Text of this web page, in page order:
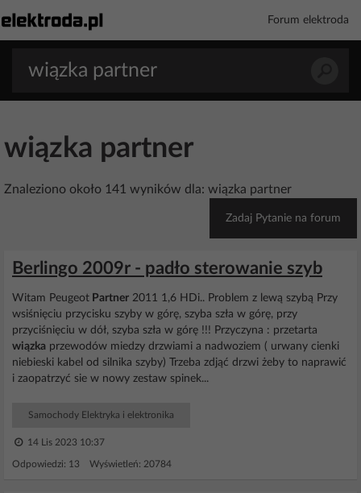
Forum elektroda
wiązka partner
Znaleziono około 141 wyników dla: wiązka partner
Zadaj Pytanie na forum
Berlingo 2009r - padło sterowanie szyb
Witam Peugeot Partner 2011 1,6 HDi.. Problem z lewą szybą Przy
wsiśnięciu przycisku szyby w górę, szyba szła w górę, przy
przyciśnięciu w dół, szyba szła w górę !!! Przyczyna : przetarta
wiązka przewodów miedzy drzwiami a nadwoziem ( urwany cienki
niebieski kabel od silnika szyby) Trzeba zdjąć drzwi żeby to naprawić
i zaopatrzyć sie w nowy zestaw spinek...
Samochody Elektryka i elektronika
14 Lis 2023 10:37
Odpowiedzi: 13 Wyświetleń: 20784